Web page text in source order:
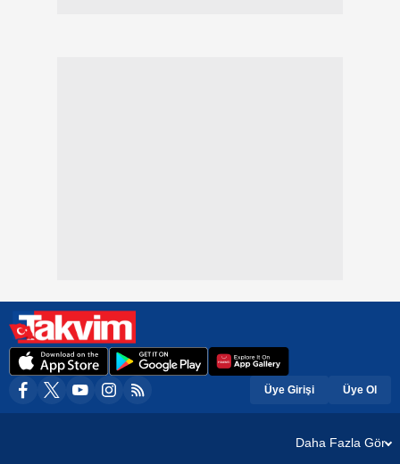
Üye Girişi Üye Ol
Daha Fazla Gör